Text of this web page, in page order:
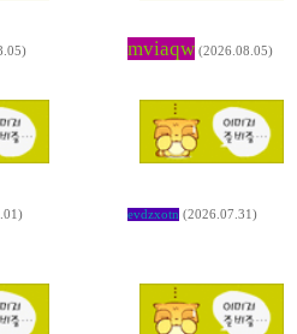
mviaqw (2026.08.05)
evdzxotn (2026.07.31)